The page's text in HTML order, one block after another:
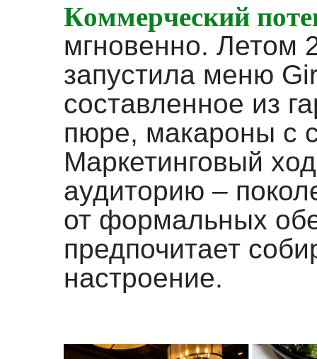
Коммерческий
мгновенно. Летом
запустила меню
составленное из
пюре, макароны с
Маркетинговый
аудиторию –
от формальных
предпочитает
настроение.